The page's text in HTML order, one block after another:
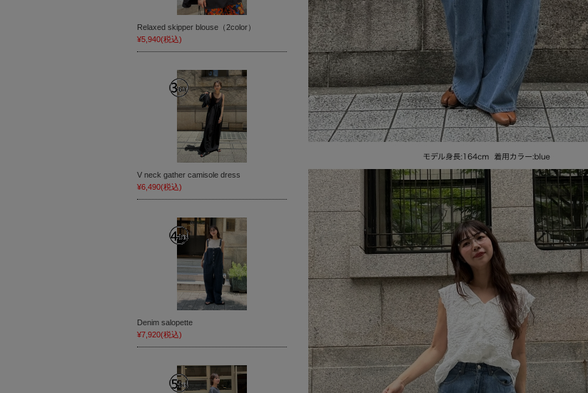
Relaxed skipper blouse（2color）
¥5,940(税込)
V neck gather camisole dress
¥6,490(税込)
Denim salopette
¥7,920(税込)